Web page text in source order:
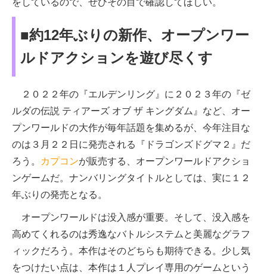
■約12年ぶりの新作、オープンワー
ルドアクションを遊び尽くす
２０２２年の『エルデンリング』に２０２３年の『ゼ
ルダの伝説 ティアーズ オブ ザ キングダム』など、オー
プンワールドの大作が毎年話題を集めるが、今年注目な
のは３月２２日に発売される『ドラゴンズドグマ２』だ
ろう。
カプコンが販売する、オープンワールドアクショ
ンゲームだ。ナンバリングタイトルとしては、実に１２
年ぶりの発売となる。
オープンワールドは没入感が重要。そして、没入感を
高めてくれるのは秀逸なバトルシステムと美麗なグラフ
ィックだろう。本作はそのどちらも期待できる。少し気
をつけたい点は、本作は１人プレイ専用のゲームという